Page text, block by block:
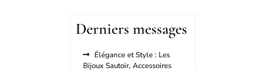
Derniers messages
Élégance et Style : Les
Bijoux Sautoir, Accessoires